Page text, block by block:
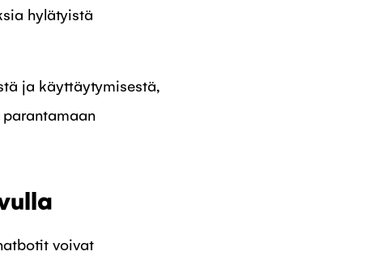
hylätyistä
ja käyttäytymisestä,
voivat